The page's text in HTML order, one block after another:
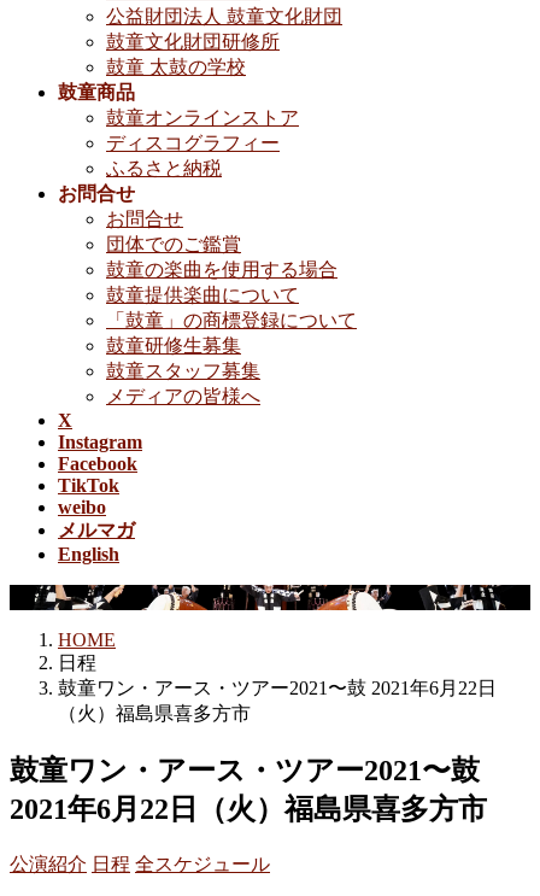
公益財団法人 鼓童文化財団
鼓童文化財団研修所
鼓童 太鼓の学校
鼓童商品
鼓童オンラインストア
ディスコグラフィー
ふるさと納税
お問合せ
お問合せ
団体でのご鑑賞
鼓童の楽曲を使用する場合
鼓童提供楽曲について
「鼓童」の商標登録について
鼓童研修生募集
鼓童スタッフ募集
メディアの皆様へ
X
Instagram
Facebook
TikTok
weibo
メルマガ
English
日程
HOME
日程
鼓童ワン・アース・ツアー2021〜鼓 2021年6月22日
（火）福島県喜多方市
鼓童ワン・アース・ツアー2021〜鼓
2021年6月22日（火）福島県喜多方市
公演紹介 日程 全スケジュール